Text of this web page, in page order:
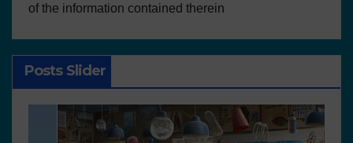
of the information contained therein
Posts Slider